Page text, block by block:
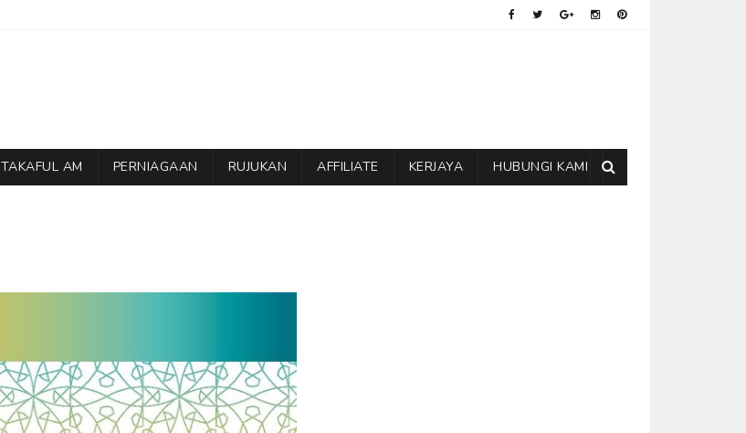
TAKAFUL AM PERNIAGAAN RUJUKAN AFFILIATE KERJAYA HUBUNGI KAMI